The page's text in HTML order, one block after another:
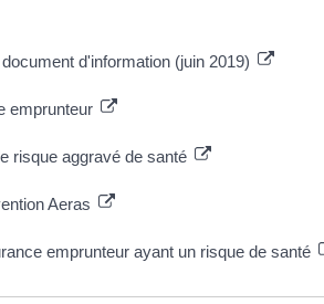
d'information (juin 2019)
emprunteur
risque aggravé de santé
Aeras
emprunteur ayant un risque de santé